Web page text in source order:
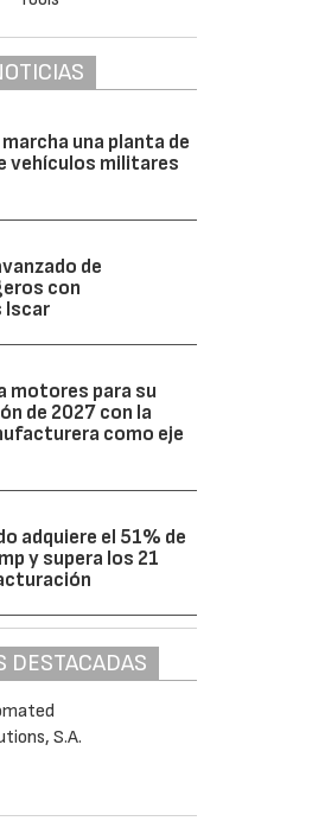
una planta de
vehículos militares
de
con
Iscar
motores para su
de 2027 con la
como eje
adquiere el 51% de
y supera los 21
DESTACADAS